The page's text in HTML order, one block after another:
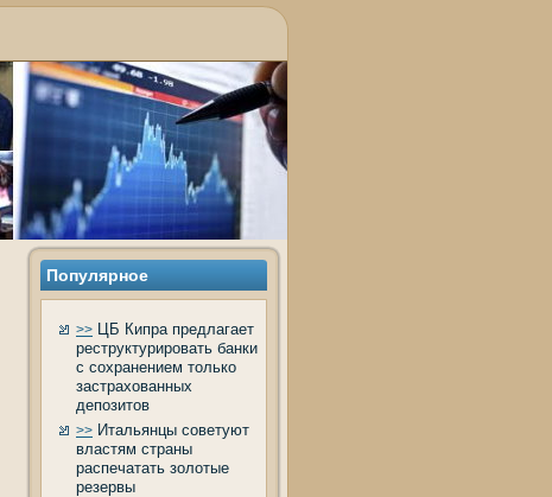
Популярное
>> ЦБ Кипра предлагает
реструктурировать банки
с сохранением только
застрахованных
депозитов
>> Итальянцы советуют
властям страны
распечатать золотые
резервы